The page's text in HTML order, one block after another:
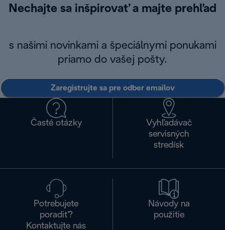
Nechajte sa inšpirovať a majte prehľad
s našimi novinkami a špeciálnymi ponukami
priamo do vašej pošty.
Zaregistrujte sa pre odber emailov
Časté otázky
Vyhľadávač
servisných
stredísk
Potrebujete
poradiť?
Kontaktujte nás
Návody na
použitie